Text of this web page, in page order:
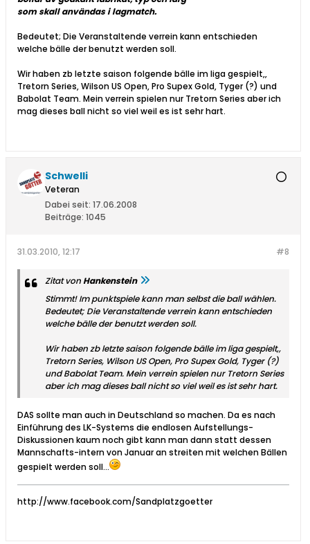
som skall användas i lagmatch.
Bedeutet; Die Veranstaltende verrein kann entschieden
welche bälle der benutzt werden soll.
Wir haben zb letzte saison folgende bälle im liga gespielt,,
Tretorn Series, Wilson US Open, Pro Supex Gold, Tyger (?) und
Babolat Team. Mein verrein spielen nur Tretorn Series aber ich
mag dieses ball nicht so viel weil es ist sehr hart.
Schwelli
Veteran
Dabei seit: 17.06.2008
Beiträge: 1045
#8
31.03.2010, 12:17
Zitat vonHankenstein
Stimmt! Im punktspiele kann man selbst die ball wählen.
Bedeutet; Die Veranstaltende verrein kann entschieden
welche bälle der benutzt werden soll.
Wir haben zb letzte saison folgende bälle im liga gespielt,,
Tretorn Series, Wilson US Open, Pro Supex Gold, Tyger (?)
und Babolat Team. Mein verrein spielen nur Tretorn Series
aber ich mag dieses ball nicht so viel weil es ist sehr hart.
DAS sollte man auch in Deutschland so machen. Da es nach
Einführung des LK-Systems die endlosen Aufstellungs-
Diskussionen kaum noch gibt kann man dann statt dessen
Mannschafts-intern von Januar an streiten mit welchen Bällen
gespielt werden soll...
http://www.facebook.com/Sandplatzgoetter